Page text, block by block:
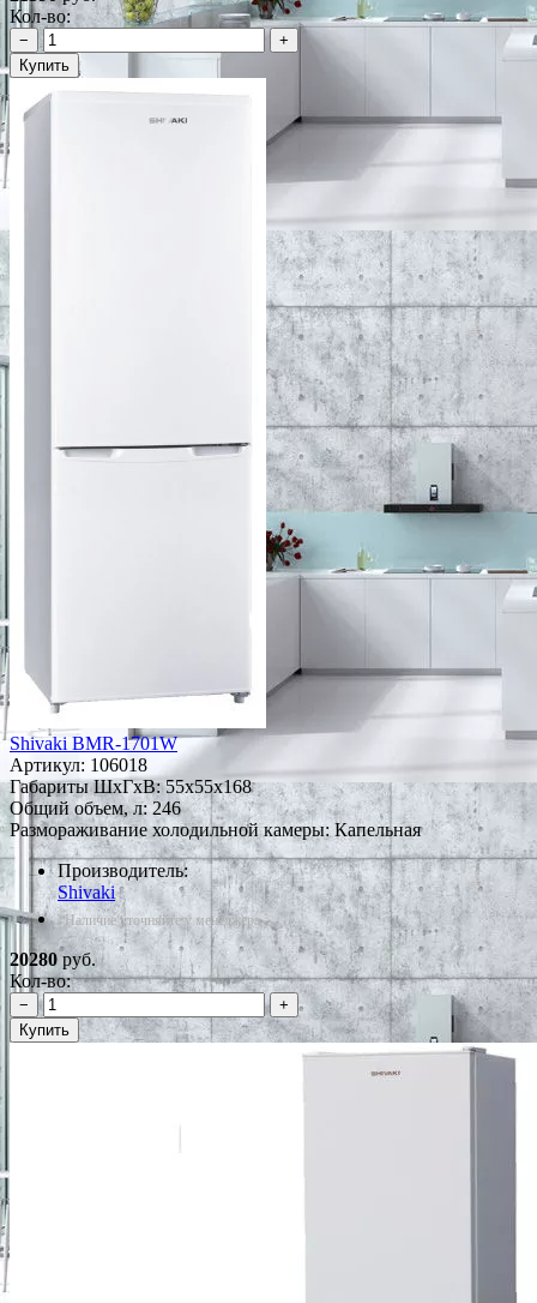
Кол-во:
−
+
Купить
Shivaki BMR-1701W
Артикул: 106018
Габариты ШxГxВ: 55x55x168
Общий объем, л: 246
Размораживание холодильной камеры: Капельная
Производитель:
Shivaki
*Наличие уточняйте у менеджера
20280руб.
Кол-во:
−
+
Купить